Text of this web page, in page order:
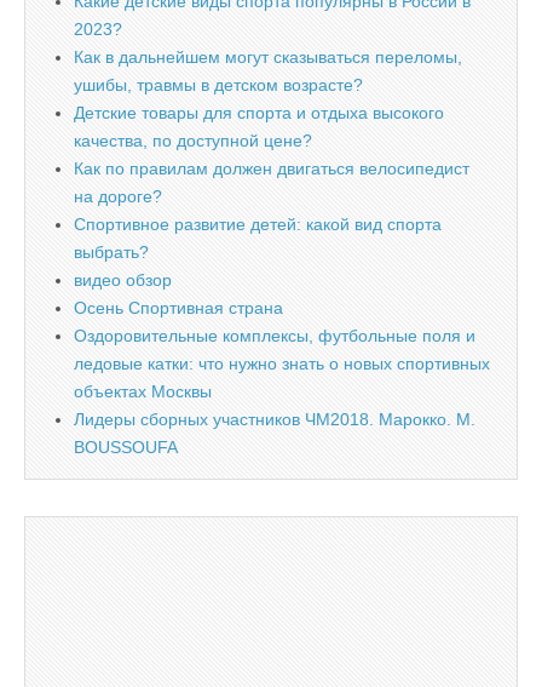
2023?
Как в дальнейшем могут сказываться переломы,
ушибы, травмы в детском возрасте?
Детские товары для спорта и отдыха высокого
качества, по доступной цене?
Как по правилам должен двигаться велосипедист
на дороге?
Спортивное развитие детей: какой вид спорта
выбрать?
видео обзор
Осень Спортивная страна
Оздоровительные комплексы, футбольные поля и
ледовые катки: что нужно знать о новых спортивных
объектах Москвы
Лидеры сборных участников ЧМ2018. Марокко. M.
BOUSSOUFA